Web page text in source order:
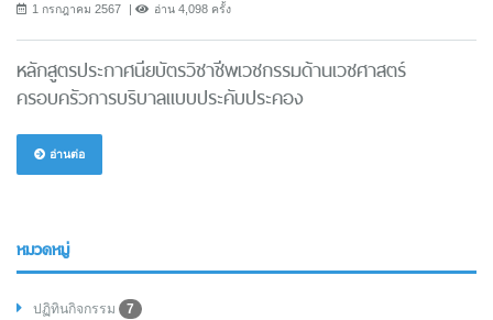
1 กรกฎาคม 2567 อ่าน 4,098 ครั้ง
หลักสูตรประกาศนียบัตรวิชาชีพเวชกรรมด้านเวชศาสตร์
ครอบครัวการบริบาลแบบประคับประคอง
อ่านต่อ
หมวดหมู่
ปฏิทินกิจกรรม 7